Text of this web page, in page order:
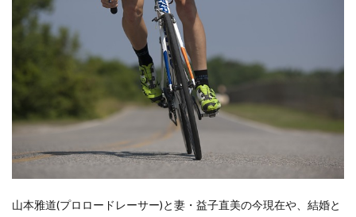
山本雅道(プロロードレーサー)と妻・益子直美の今現在や、結婚と